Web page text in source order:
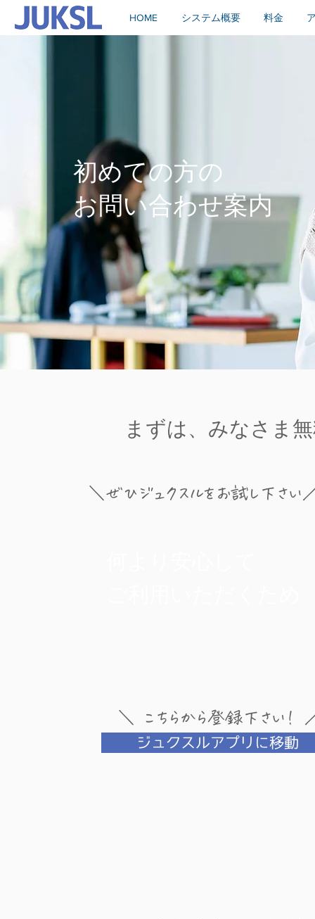
HOME システム概要 料金
初めての方の
お問い合わせ案内
まずは、みなさま
＼ぜひジュクスルをお試し下さい
＼ こちらから登録下さい！
ジュクスルアプリに移動